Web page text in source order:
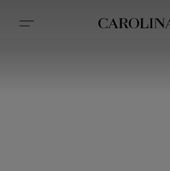
Erklärung